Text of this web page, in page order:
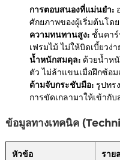
การตอบสนองที่แม่นยำ:
ศักยภาพของผู้เริ่มต้นโด
ความทนทานสูง: ชั้นคา
เฟรมไม้ ไม่ให้บิดเบี้ยวง่า
น้ำหนักสมดุล: ด้วยน้ำห
ตัว ไม่ล้าแขนเมื่อฝึกซ้อ
ด้ามจับกระชับมือ: รูปทร
การขัดเกลามาให้เข้ากั
ข้อมูลทางเทคนิค
หัวข้อ ราย